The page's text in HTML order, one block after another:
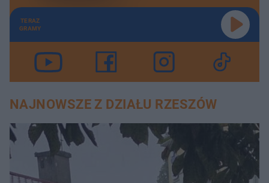
TERAZ
GRAMY
NAJNOWSZE Z DZIAŁU RZESZÓW